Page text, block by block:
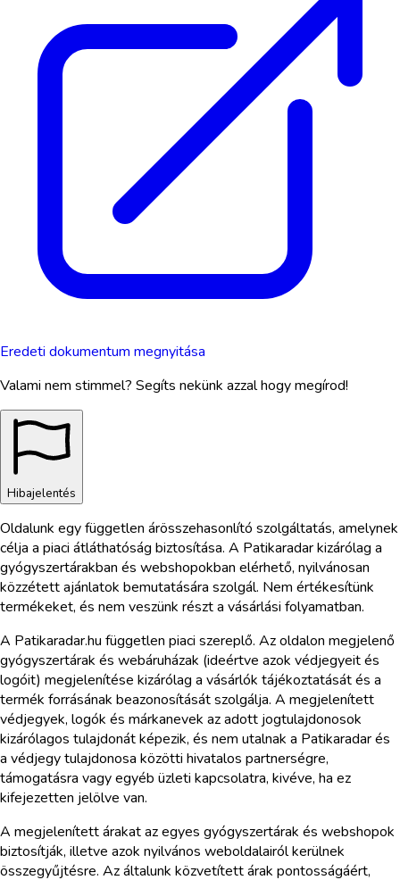
Eredeti dokumentum megnyitása
Valami nem stimmel? Segíts nekünk azzal hogy megírod!
Hibajelentés
Oldalunk egy független árösszehasonlító szolgáltatás, amelynek
célja a piaci átláthatóság biztosítása. A Patikaradar kizárólag a
gyógyszertárakban és webshopokban elérhető, nyilvánosan
közzétett ajánlatok bemutatására szolgál. Nem értékesítünk
termékeket, és nem veszünk részt a vásárlási folyamatban.
A Patikaradar.hu független piaci szereplő. Az oldalon megjelenő
gyógyszertárak és webáruházak (ideértve azok védjegyeit és
logóit) megjelenítése kizárólag a vásárlók tájékoztatását és a
termék forrásának beazonosítását szolgálja. A megjelenített
védjegyek, logók és márkanevek az adott jogtulajdonosok
kizárólagos tulajdonát képezik, és nem utalnak a Patikaradar és
a védjegy tulajdonosa közötti hivatalos partnerségre,
támogatásra vagy egyéb üzleti kapcsolatra, kivéve, ha ez
kifejezetten jelölve van.
A megjelenített árakat az egyes gyógyszertárak és webshopok
biztosítják, illetve azok nyilvános weboldalairól kerülnek
összegyűjtésre. Az általunk közvetített árak pontosságáért,